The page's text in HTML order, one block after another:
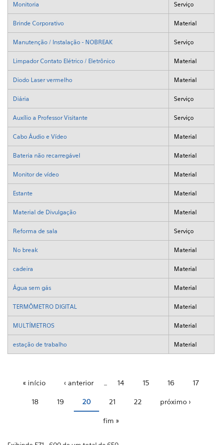
Monitoria Serviço
Brinde Corporativo Material
Manutenção / Instalação - NOBREAK Serviço
Limpador Contato Elétrico / Eletrônico Material
Diodo Laser vermelho Material
Diária Serviço
Auxílio a Professor Visitante Serviço
Cabo Áudio e Vídeo Material
Bateria não recarregável Material
Monitor de vídeo Material
Estante Material
Material de Divulgação Material
Reforma de sala Serviço
No break Material
cadeira Material
Água sem gás Material
TERMÔMETRO DIGITAL Material
MULTÍMETROS Material
estação de trabalho Material
« início ‹ anterior 14 15 16 17
18 19 20 21 22 próximo ›
fim »